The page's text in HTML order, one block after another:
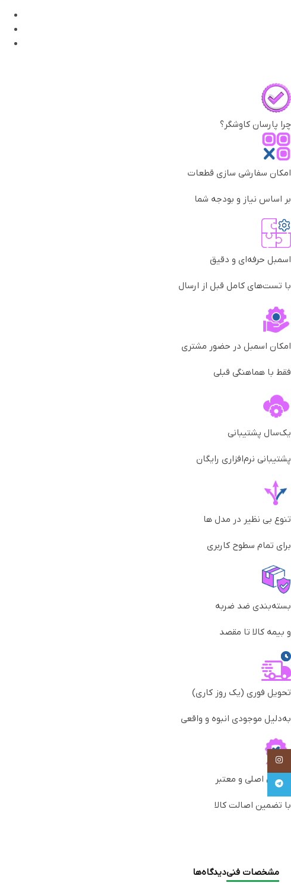
چرا پارسان کاوشگر؟
امکان سفارشی سازی قطعات
بر اساس نیاز و بودجه شما
اسمبل حرفه‌ای و دقیق
با تست‌های کامل قبل از ارسال
امکان اسمبل در حضور مشتری
فقط با هماهنگی قبلی
یک‌سال پشتیبانی
پشتیبانی نرم‌افزاری رایگان
تنوع بی نظیر در مدل ها
برای تمام سطوح کاربری
بسته‌بندی ضد ضربه
و بیمه کالا تا مقصد
تحویل فوری (یک روز کاری)
به‌دلیل موجودی انبوه و واقعی
گارانتی اصلی و معتبر
با تضمین اصالت کالا
مشخصات فنیدیدگاه‌ها
Instagram
Telegram